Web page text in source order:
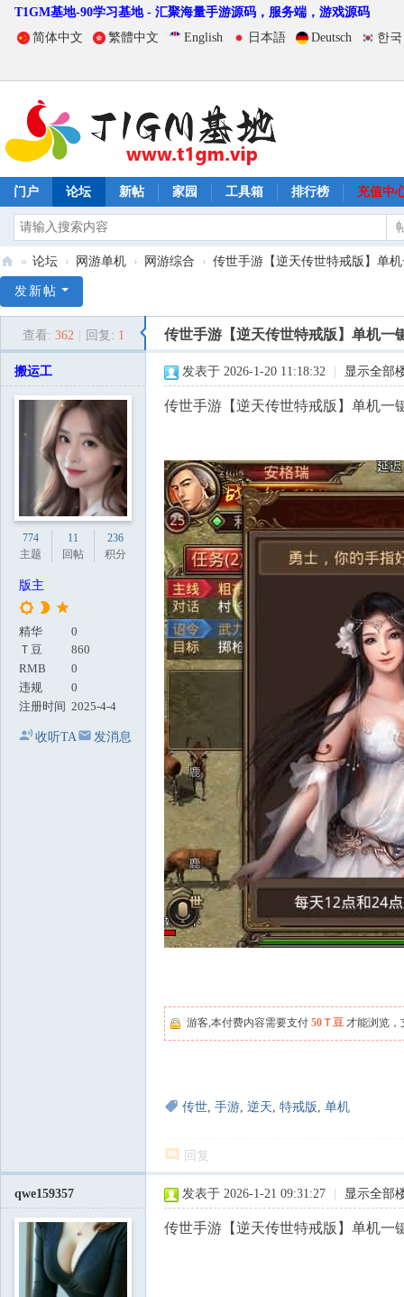
T1GM基地-90学习基地 - 汇聚海量手游源码，服务端，游戏源码
简体中文
繁體中文 English 日本語 Deutsch 한
门户 论坛 新帖 家园 工具箱 排行榜 充值中
1
» 论坛 › 网游单机 › 网游综合 › 传世手游【逆天传世特戒版】单
发新帖
查看: 362 回复: 1 传世手游【逆天传世特戒版】单机一
搬运工
774
主题
11
回帖
236
积分
版主
精华
0
Ｔ豆
860
RMB
0
违规
0
注册时间 2025-4-4
收听TA 发消息
发表于 2026-1-20 11:18:32 显示全部
传世手游【逆天传世特戒版】单机一
游客,本付费内容需要支付 50Ｔ豆 才能浏览，
传世, 手游, 逆天, 特戒版 , 单机
回复
qwe159357 发表于 2026-1-21 09:31:27 显示全部
传世手游【逆天传世特戒版】单机一